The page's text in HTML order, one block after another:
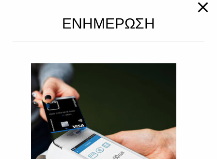
LACTA NUTS ΟΛΌΚΛΗΡΟ
ΑΜΎΓΔΑΛΟ 100G
ΕΝΗΜΕΡΩΣΗ